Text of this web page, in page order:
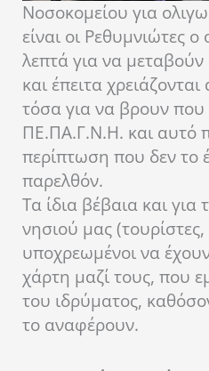
Νοσοκομείου για
είναι οι Ρεθυμνιώτες ο
λεπτά για να
και έπειτα
τόσα για να βρουν που
ΠΕ.ΠΑ.Γ.Ν.Η. και αυτό
περίπτωση που δεν το
παρελθόν.
Τα ίδια βέβαια και για
νησιού μας
υποχρεωμένοι να
χάρτη μαζί τους, που
του ιδρύματος,
το αναφέρουν.